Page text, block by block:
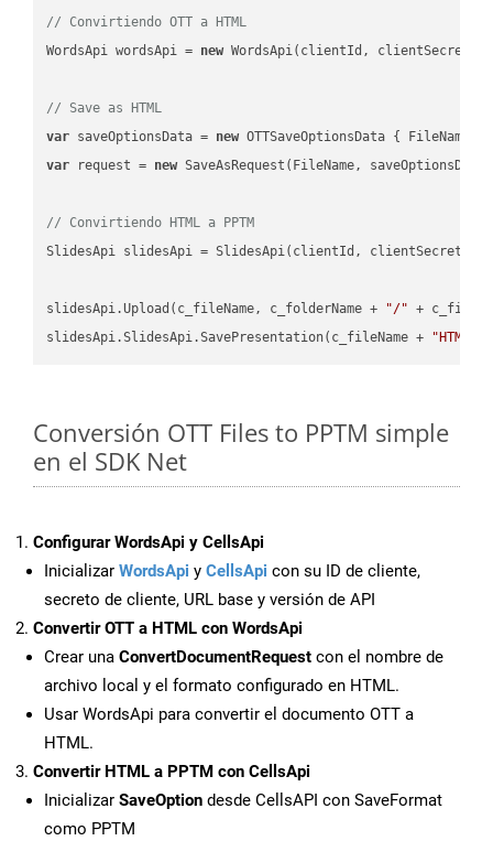
// Convirtiendo OTT a HTML
WordsApi wordsApi = new WordsApi(clientId, clientSecret);
// Save as HTML
var saveOptionsData = new OTTSaveOptionsData { FileName =
var request = new SaveAsRequest(FileName,
// Convirtiendo HTML a PPTM
SlidesApi slidesApi = SlidesApi(clientId, clientSecret);
slidesApi.Upload(c_fileName, c_folderName + "/" +
slidesApi.SlidesApi.SavePresentation(c_fileName +
"HTML"
Conversión OTT Files to PPTM simple
en el SDK Net
Configurar WordsApi y CellsApi
Inicializar WordsApi y CellsApi con su ID de cliente,
secreto de cliente, URL base y versión de API
Convertir OTT a HTML con WordsApi
Crear una ConvertDocumentRequest con el nombre de
archivo local y el formato configurado en HTML.
Usar WordsApi para convertir el documento OTT a
HTML.
Convertir HTML a PPTM con CellsApi
Inicializar SaveOption desde CellsAPI con SaveFormat
como PPTM